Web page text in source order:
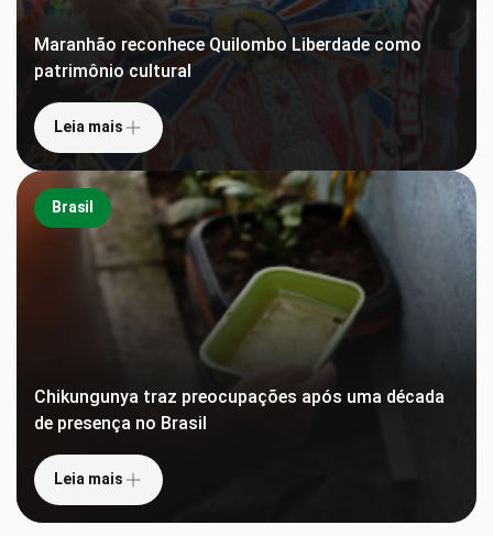
Maranhão reconhece Quilombo Liberdade como
patrimônio cultural
Leia mais
Brasil
Chikungunya traz preocupações após uma década
de presença no Brasil
Leia mais